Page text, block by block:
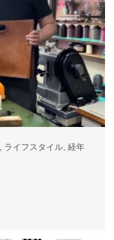
ライフスタイル 経年